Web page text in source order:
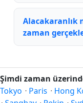
Alacakaranlık
zaman
Şimdi zaman
Tokyo · Paris · Hong